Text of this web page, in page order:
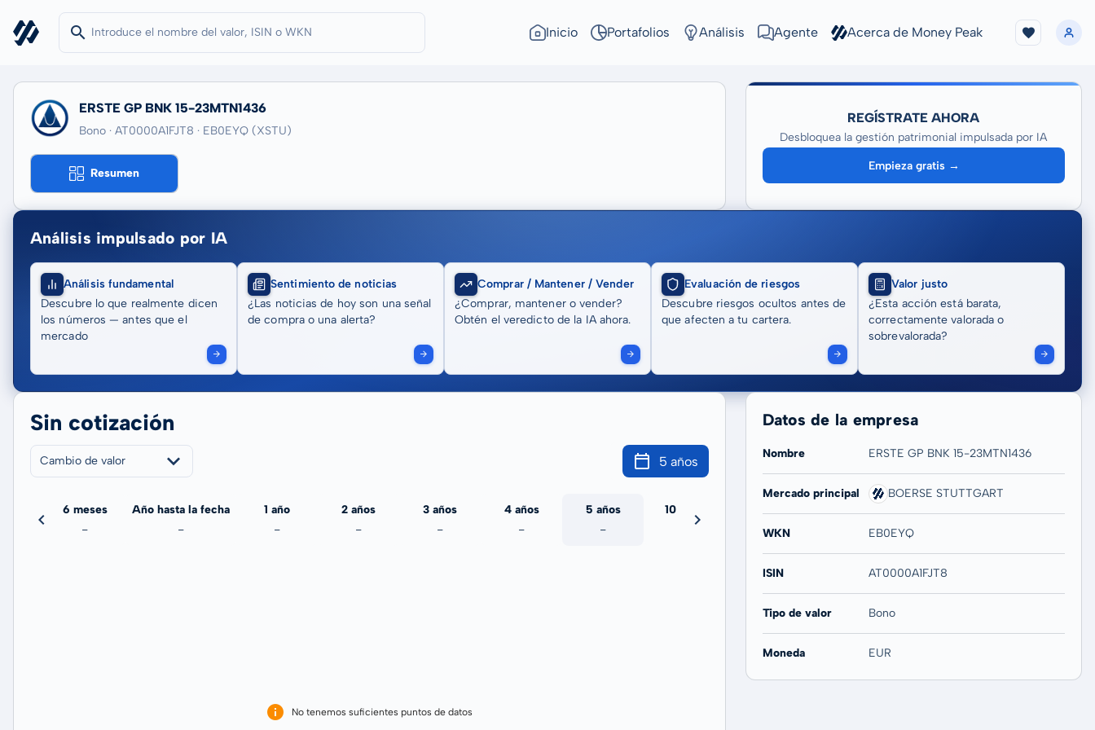
Inicio Portafolios Análisis Agente Acerca de Money Peak
ERSTE GP BNK 15-23MTN1436
Bono · AT0000A1FJT8 · EB0EYQ (XSTU)
Resumen
REGÍSTRATE AHORA
Desbloquea la gestión patrimonial impulsada por IA
Empieza gratis →
Análisis impulsado por IA
Análisis fundamental
Descubre lo que realmente dicen
los números — antes que el
mercado
Sentimiento de noticias
¿Las noticias de hoy son una señal
de compra o una alerta?
Comprar / Mantener / Vender
¿Comprar, mantener o vender?
Obtén el veredicto de la IA ahora.
Evaluación de riesgos
Descubre riesgos ocultos antes de
que afecten a tu cartera.
Valor justo
¿Esta acción está barata,
correctamente valorada o
sobrevalorada?
Sin cotización
Cambio de valor 5 años
6 meses
-
Año hasta la fecha
-
1 año
-
2 años
-
3 años
-
4 años
-
5 años
-
10 años
-
No tenemos suficientes puntos de datos
Datos de la empresa
Nombre ERSTE GP BNK 15-23MTN1436
Mercado principal BOERSE STUTTGART
WKN EB0EYQ
ISIN AT0000A1FJT8
Tipo de valor Bono
Moneda EUR